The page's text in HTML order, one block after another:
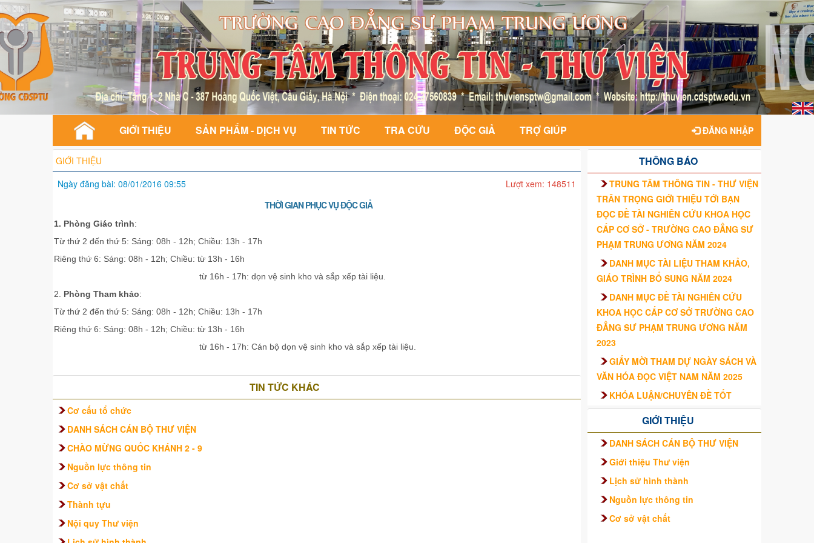
GIỚI THIỆU SẢN PHẨM - DỊCH VỤ TIN TỨC TRA CỨU ĐỘC GIẢ TRỢ GIÚP ĐĂNG NHẬP
GIỚI THIỆU
Ngày đăng bài: 08/01/2016 09:55
Lượt xem: 148511
THỜI GIAN PHỤC VỤ ĐỘC GIẢ
1. Phòng Giáo trình:
Từ thứ 2 đến thứ 5: Sáng: 08h - 12h; Chiều: 13h - 17h
Riêng thứ 6: Sáng: 08h - 12h; Chiều: từ 13h - 16h
từ 16h - 17h: dọn vệ sinh kho và sắp xếp tài liệu.
2. Phòng Tham khảo:
Từ thứ 2 đến thứ 5: Sáng: 08h - 12h; Chiều: 13h - 17h
Riêng thứ 6: Sáng: 08h - 12h; Chiều: từ 13h - 16h
từ 16h - 17h: Cán bộ dọn vệ sinh kho và sắp xếp tài liệu.
TIN TỨC KHÁC
Cơ cấu tổ chức
DANH SÁCH CÁN BỘ THƯ VIỆN
CHÀO MỪNG QUỐC KHÁNH 2 - 9
Nguồn lực thông tin
Cơ sở vật chất
Thành tựu
Nội quy Thư viện
THÔNG BÁO
TRUNG TÂM THÔNG TIN - THƯ VIỆN
TRÂN TRỌNG GIỚI THIỆU TỚI BẠN
ĐỌC ĐỀ TÀI NGHIÊN CỨU KHOA HỌC
CẤP CƠ SỞ - TRƯỜNG CAO ĐẲNG SƯ
PHẠM TRUNG ƯƠNG NĂM 2024
DANH MỤC TÀI LIỆU THAM KHẢO,
GIÁO TRÌNH BỔ SUNG NĂM 2024
DANH MỤC ĐỀ TÀI NGHIÊN CỨU
KHOA HỌC CẤP CƠ SỞ TRƯỜNG CAO
ĐẲNG SƯ PHẠM TRUNG ƯƠNG NĂM
2023
GIẤY MỜI THAM DỰ NGÀY SÁCH VÀ
VĂN HÓA ĐỌC VIỆT NAM NĂM 2025
KHÓA LUẬN/CHUYÊN ĐỀ TỐT
NGHIỆP CỦA SINH VIÊN – TRƯỜNG
CAO ĐẲNG SƯ PHẠM TRUNG ƯƠNG
TRÌNH ĐỘ CAO ĐẲNG HỆ CHÍNH QUY
KHÓA 2021 – 2024
GIỚI THIỆU
DANH SÁCH CÁN BỘ THƯ VIỆN
Giới thiệu Thư viện
Lịch sử hình thành
Nguồn lực thông tin
Cơ sở vật chất